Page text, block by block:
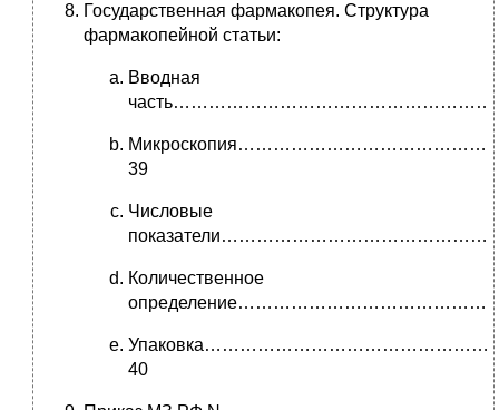
Государственная фармакопея. Структура
фармакопейной статьи:
Вводная
39
Числовые
Количественное
40